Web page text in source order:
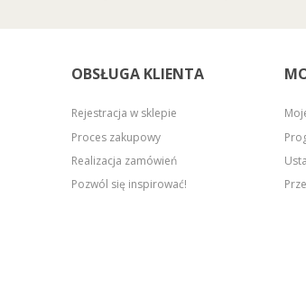
OBSŁUGA KLIENTA
Rejestracja w sklepie
Proces zakupowy
Realizacja zamówień
Pozwól się inspirować!